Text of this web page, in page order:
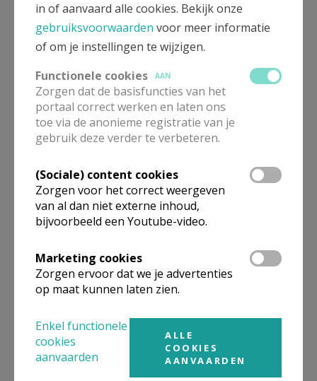
directeur Bijbeldienst bisdom
Brugge en Biblia
Emmanuel Wybo
directeur Bijbeldienst bisdom Brugge & Biblia
8000 Brugge
+32 (0)50 444 952
+32 (0)492 82 56 78
Google Maps
Organisatiestructuur
Niet gevonden wat je zocht? Hier vind je links naar de
in of aanvaard alle cookies. Bekijk onze
gebruiksvoorwaarden voor meer informatie
of om je instellingen te wijzigen.
Functionele cookies
AAN
Zorgen dat de basisfuncties van het
portaal correct werken en laten ons
toe via de anonieme registratie van je
gebruik deze verder te verbeteren.
(Sociale) content cookies
Zorgen voor het correct weergeven
van al dan niet externe inhoud,
bijvoorbeeld een Youtube-video.
Marketing cookies
Zorgen ervoor dat we je advertenties
op maat kunnen laten zien.
Enkel functionele
cookies
aanvaarden
ALLE
COOKIES
AANVAARDEN